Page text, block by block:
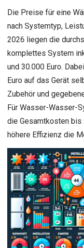
Die Preise für eine
nach Systemtyp,
2026 liegen die
komplettes System
und 30.000 Euro.
Euro auf das Gerät
Zubehör und
Für Wasser-Wasser-
die Gesamtkosten bis
höhere Effizienz die